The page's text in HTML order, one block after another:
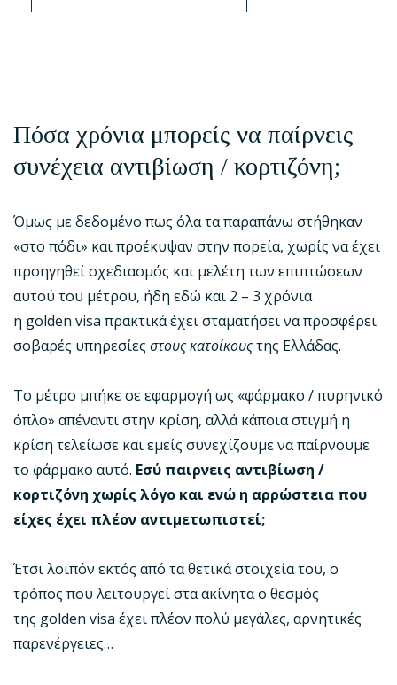
Πόσα χρόνια μπορείς να παίρνεις
συνέχεια αντιβίωση / κορτιζόνη;
Όμως με δεδομένο πως όλα τα παραπάνω στήθηκαν
«στο πόδι» και προέκυψαν στην πορεία, χωρίς να έχει
προηγηθεί σχεδιασμός και μελέτη των επιπτώσεων
αυτού του μέτρου, ήδη εδώ και 2 – 3 χρόνια
η golden visa πρακτικά έχει σταματήσει να προσφέρει
σοβαρές υπηρεσίες στους κατοίκουςτης Ελλάδας.
Το μέτρο μπήκε σε εφαρμογή ως «φάρμακο / πυρηνικό
όπλο» απέναντι στην κρίση, αλλά κάποια στιγμή η
κρίση τελείωσε και εμείς συνεχίζουμε να παίρνουμε
το φάρμακο αυτό. Εσύ παιρνεις αντιβίωση /
κορτιζόνη χωρίς λόγο και ενώ η αρρώστεια που
είχες έχει πλέον αντιμετωπιστεί;
Έτσι λοιπόν εκτός από τα θετικά στοιχεία του, ο
τρόπος που λειτουργεί στα ακίνητα ο θεσμός
της golden visa έχει πλέον πολύ μεγάλες, αρνητικές
παρενέργειες…